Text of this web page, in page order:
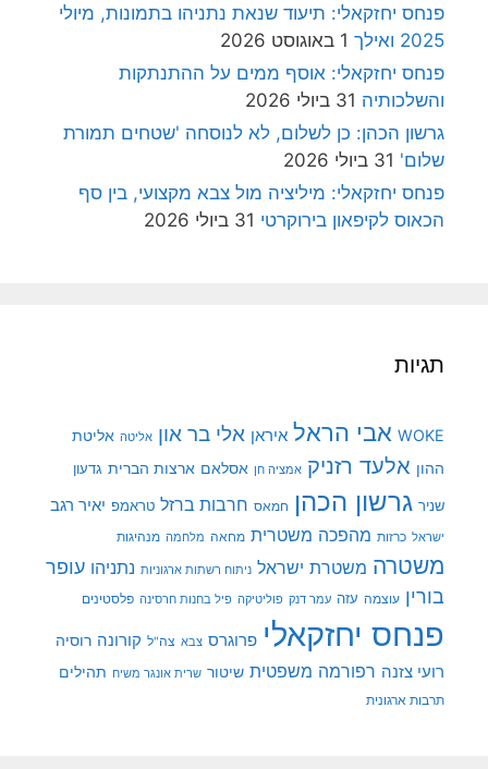
פנחס יחזקאלי: תיעוד שנאת נתניהו בתמונות, מיולי
2025 ואילך
1 באוגוסט 2026
פנחס יחזקאלי: אוסף ממים על ההתנתקות
והשלכותיה 31 ביולי 2026
גרשון הכהן: כן לשלום, לא לנוסחה 'שטחים תמורת
שלום' 31 ביולי 2026
פנחס יחזקאלי: מיליציה מול צבא מקצועי, בין סף
הכאוס לקיפאון בירוקרטי 31 ביולי 2026
תגיות
WOKE אבי הראל איראן אלי בר און אליטה אליטת
ההון אלעד רזניק אמציה חן אסלאם ארצות הברית גדעון
שניר גרשון הכהן חמאס חרבות ברזל טראמפ יאיר רגב
ישראל כרזות מהפכה משטרית מחאה מלחמה מנהיגות
משטרה משטרת ישראל ניתוח רשתות ארגוניות נתניהו עופר
בורין עוצמה עזה עמר דנק פוליטיקה פיל בחנות חרסינה פלסטינים
פנחס יחזקאלי פרוגרס צבא צה"ל קורונה רוסיה
רועי צזנה רפורמה משפטית שיטור שרית אונגר משיח תהילים
תרבות ארגונית